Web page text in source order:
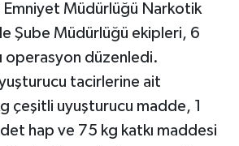
Emniyet Müdürlüğü Narkotik
Şube Müdürlüğü ekipleri, 6
operasyon düzenledi.
tacirlerine ait
çeşitli uyuşturucu madde, 1
hap ve 75 kg katkı maddesi